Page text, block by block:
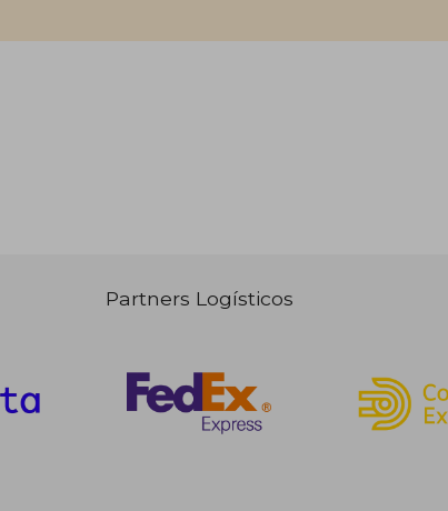
Partners Logísticos